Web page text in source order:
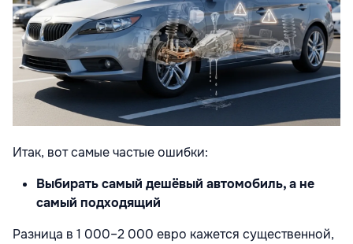
Итак, вот самые частые ошибки:
Выбирать самый дешёвый автомобиль, а не
самый подходящий
Разница в 1 000–2 000 евро кажется существенной,